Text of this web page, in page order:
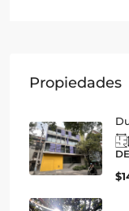
Propiedades